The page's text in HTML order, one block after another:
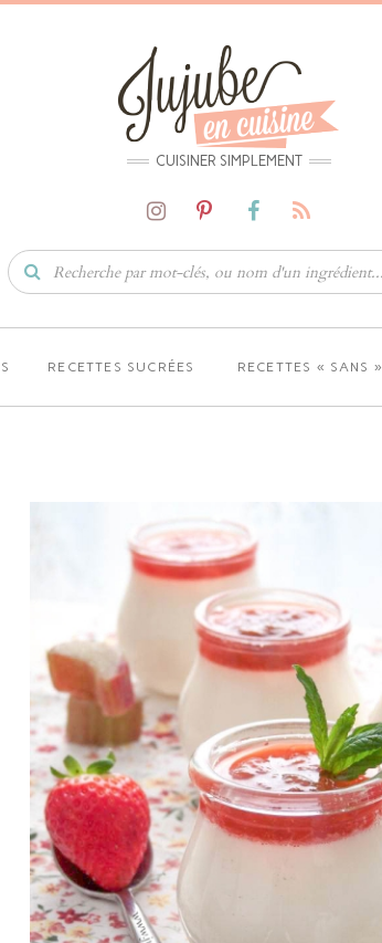
CUISINER SIMPLEMENT
RECETTES SUCRÉES RECETTES « SANS »